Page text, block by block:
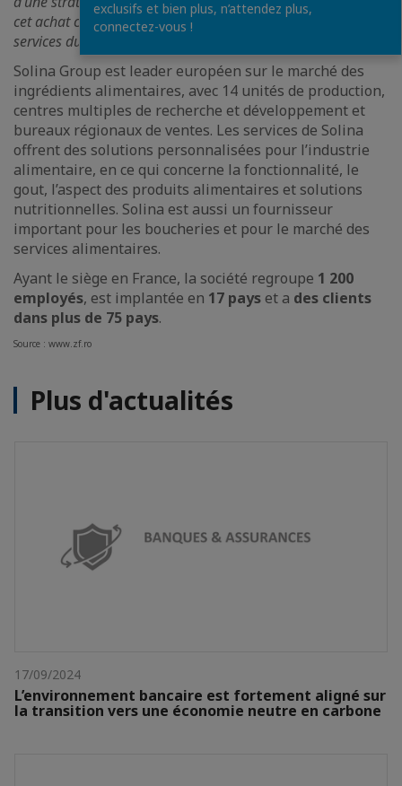
cet achat convient parfaitement au réseau du centre de
services du continent.
Solina Group est leader européen sur le marché des
ingrédients alimentaires, avec 14 unités de production,
centres multiples de recherche et développement et
bureaux régionaux de ventes. Les services de Solina
offrent des solutions personnalisées pour l’industrie
alimentaire, en ce qui concerne la fonctionnalité, le
gout, l’aspect des produits alimentaires et solutions
nutritionnelles. Solina est aussi un fournisseur
important pour les boucheries et pour le marché des
services alimentaires.
Ayant le siège en France, la société regroupe 1 200
employés, est implantée en 17 pays et a des clients
dans plus de 75 pays.
Source : www.zf.ro
Plus d'actualités
17/09/2024
L’environnement bancaire est fortement aligné sur
la transition vers une économie neutre en carbone
exclusifs et bien plus, n’attendez plus,
connectez-vous !